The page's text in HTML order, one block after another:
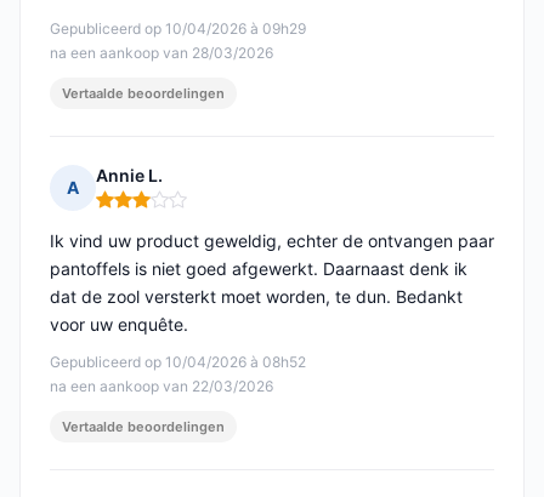
Gepubliceerd op 10/04/2026 à 09h29
na een aankoop van 28/03/2026
Vertaalde beoordelingen
A
Annie L.
Opmerking: 3 van 5
Gepubliceerd op 10/04/2026 à 08h52
na een aankoop van 22/03/2026
Ik vind uw product geweldig, echter de ontvangen paar
pantoffels is niet goed afgewerkt. Daarnaast denk ik
dat de zool versterkt moet worden, te dun. Bedankt
voor uw enquête.
Vertaalde beoordelingen